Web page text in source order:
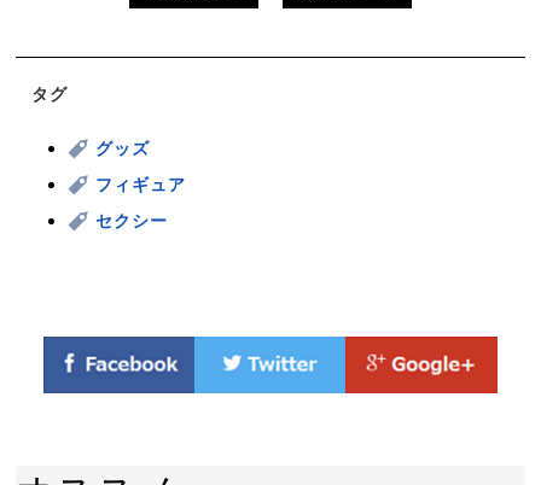
タグ
グッズ
フィギュア
セクシー